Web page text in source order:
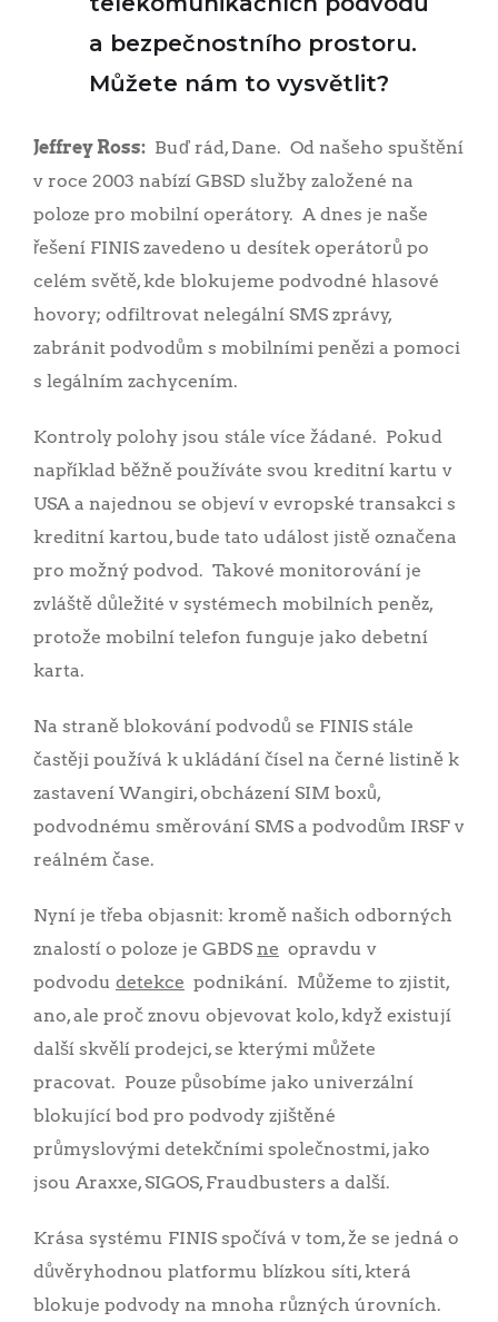
a bezpečnostního prostoru.
Můžete nám to vysvětlit?
Jeffrey Ross: Buď rád, Dane. Od našeho spuštění
v roce 2003 nabízí GBSD služby založené na
poloze pro mobilní operátory. A dnes je naše
řešení FINIS zavedeno u desítek operátorů po
celém světě, kde blokujeme podvodné hlasové
hovory; odfiltrovat nelegální SMS zprávy,
zabránit podvodům s mobilními penězi a pomoci
s legálním zachycením.
Kontroly polohy jsou stále více žádané. Pokud
například běžně používáte svou kreditní kartu v
USA a najednou se objeví v evropské transakci s
kreditní kartou, bude tato událost jistě označena
pro možný podvod. Takové monitorování je
zvláště důležité v systémech mobilních peněz,
protože mobilní telefon funguje jako debetní
karta.
Na straně blokování podvodů se FINIS stále
častěji používá k ukládání čísel na černé listině k
zastavení Wangiri, obcházení SIM boxů,
podvodnému směrování SMS a podvodům IRSF v
reálném čase.
Nyní je třeba objasnit: kromě našich odborných
znalostí o poloze je GBDS ne opravdu v
podvodu detekce podnikání. Můžeme to zjistit,
ano, ale proč znovu objevovat kolo, když existují
další skvělí prodejci, se kterými můžete
pracovat. Pouze působíme jako univerzální
blokující bod pro podvody zjištěné
průmyslovými detekčními společnostmi, jako
jsou Araxxe, SIGOS, Fraudbusters a další.
Krása systému FINIS spočívá v tom, že se jedná o
důvěryhodnou platformu blízkou síti, která
blokuje podvody na mnoha různých úrovních.